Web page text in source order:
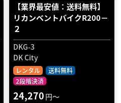
【業界最安値：送料無料】
リカンベントバイクR200－
２
DKG-3
DK City
レンタル
送料無料
2段階決済
24,270 円～